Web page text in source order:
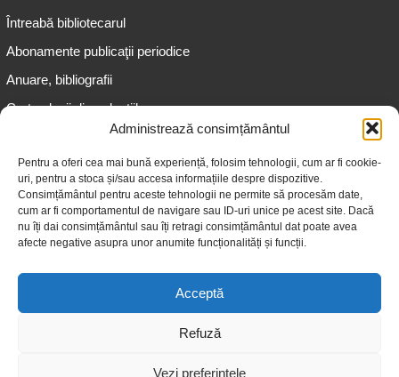
Administrează consimțământul
Pentru a oferi cea mai bună experiență, folosim tehnologii, cum ar fi cookie-
uri, pentru a stoca și/sau accesa informațiile despre dispozitive.
Consimțământul pentru aceste tehnologii ne permite să procesăm date,
cum ar fi comportamentul de navigare sau ID-uri unice pe acest site. Dacă
nu îți dai consimțământul sau îți retragi consimțământul dat poate avea
afecte negative asupra unor anumite funcționalități și funcții.
Acceptă
Refuză
Vezi preferințele
Întreabă bibliotecarul
Abonamente publicaţii periodice
Anuare, bibliografii
Cartea lunii din colecțiile
Informații pentru adolescenți
Informații pentru adulți
Informații pentru seniori
© 2026 Biblioteca Judeţeană „Gheorghe Asachi” Iaşi